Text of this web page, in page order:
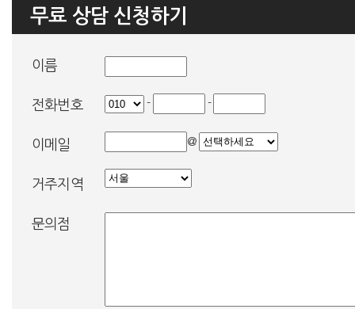
무료 상담 신청하기
- -
@
이름
전화번호
이메일
거주지역
문의점